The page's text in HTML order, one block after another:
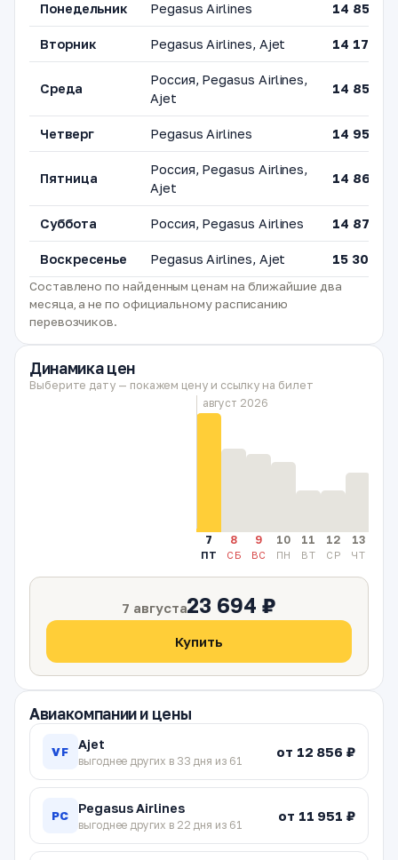
Понедельник Pegasus Airlines 14 850 ₽
Вторник Pegasus Airlines, Ajet 14 172 ₽
Среда
Россия, Pegasus Airlines,
Ajet
14 850 ₽
Четверг Pegasus Airlines 14 951 ₽
Пятница
Россия, Pegasus Airlines,
Ajet
14 860 ₽
Суббота Россия, Pegasus Airlines 14 877 ₽
Воскресенье Pegasus Airlines, Ajet 15 307 ₽
Составлено по найденным ценам на ближайшие два
месяца, а не по официальному расписанию
перевозчиков.
Динамика цен
Выберите дату — покажем цену и ссылку на билет
август 2026
7
ПТ
8
СБ
9
ВС
10
ПН
11
ВТ
12
СР
13
ЧТ
7 августа23 694 ₽
Купить
Авиакомпании и цены
VF Ajet
выгоднее других в 33 дня из 61
от 12 856 ₽
PC Pegasus Airlines
выгоднее других в 22 дня из 61
от 11 951 ₽